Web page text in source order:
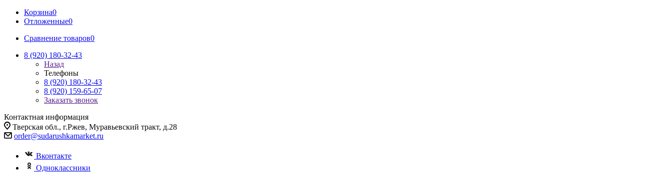
Корзина0
Отложенные0
Сравнение товаров0
8 (920) 180-32-43
Назад
Телефоны
8 (920) 180-32-43
8 (920) 159-65-07
Заказать звонок
Контактная информация
Тверская обл., г.Ржев, Муравьевский тракт, д.28
order@sudarushkamarket.ru
Вконтакте
Одноклассники